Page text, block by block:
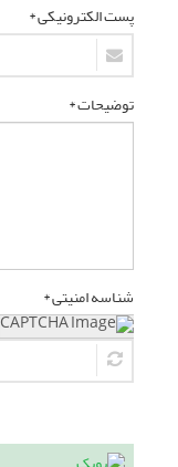
پست الکترونیکی *
توضیحات *
شناسه امنیتی *